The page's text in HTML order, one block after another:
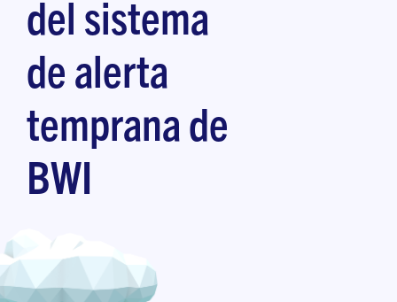
del sistema
de alerta
temprana de
BWI